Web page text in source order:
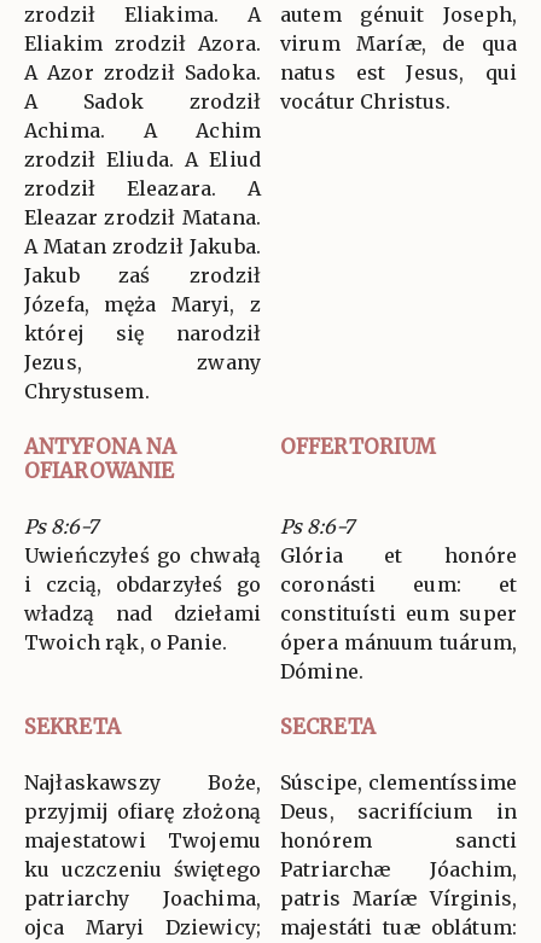
zrodził Eliakima. A
Eliakim zrodził Azora.
A Azor zrodził Sadoka.
A Sadok zrodził
Achima. A Achim
zrodził Eliuda. A Eliud
zrodził Eleazara. A
Eleazar zrodził Matana.
A Matan zrodził Jakuba.
Jakub zaś zrodził
Józefa, męża Maryi, z
której się narodził
Jezus, zwany
Chrystusem.
autem génuit Joseph,
virum Maríæ, de qua
natus est Jesus, qui
vocátur Christus.
ANTYFONA NA
OFIAROWANIE
OFFERTORIUM
Ps 8:6-7
Uwieńczyłeś go chwałą
i czcią, obdarzyłeś go
władzą nad dziełami
Twoich rąk, o Panie.
Ps 8:6-7
Glória et honóre
coronásti eum: et
constituísti eum super
ópera mánuum tuárum,
Dómine.
SEKRETA SECRETA
Najłaskawszy Boże,
przyjmij ofiarę złożoną
majestatowi Twojemu
ku uczczeniu świętego
patriarchy Joachima,
ojca Maryi Dziewicy;
Súscipe, clementíssime
Deus, sacrifícium in
honórem sancti
Patriarchæ Jóachim,
patris Maríæ Vírginis,
majestáti tuæ oblátum: